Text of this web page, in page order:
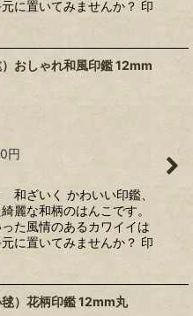
に置いてみませんか？ 印
おしゃれ和風印鑑 12mm
円
和ざいく かわいい印鑑、
麗な和柄のはんこです。
た風情のあるカワイイは
に置いてみませんか？ 印
）花柄印鑑 12mm丸